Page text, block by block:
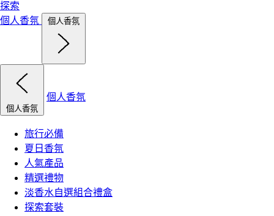
探索
個人香氛
個人香氛
個人香氛
個人香氛
旅行必備
夏日香氛
人氣產品
精選禮物
淡香水自選組合禮盒
探索套裝